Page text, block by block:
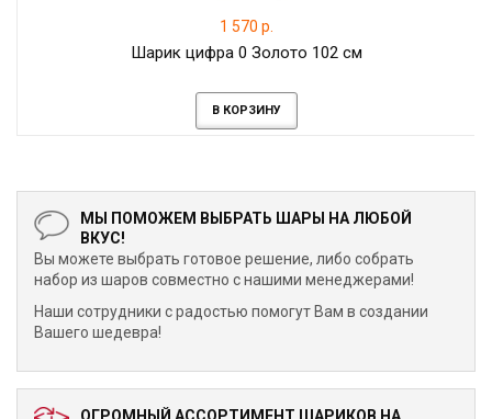
1 570 р.
Шарик цифра 0 Золото 102 см
В КОРЗИНУ
МЫ ПОМОЖЕМ ВЫБРАТЬ ШАРЫ НА ЛЮБОЙ
ВКУС!
Вы можете выбрать готовое решение, либо собрать
набор из шаров совместно с нашими менеджерами!
Наши сотрудники с радостью помогут Вам в создании
Вашего шедевра!